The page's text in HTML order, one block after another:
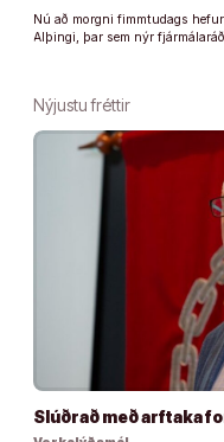
Nú að morgni fimmtudags
Alþingi, þar sem nýr
Nýjustu fréttir
Slúðrað með arftaka